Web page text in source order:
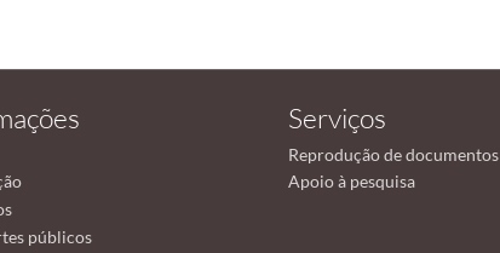
públicos
Serviços
Reprodução de documentos
Apoio à pesquisa